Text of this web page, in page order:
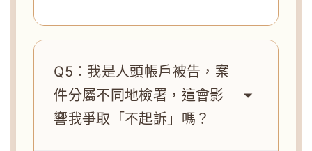
Q5：我是人頭帳戶被告，案
件分屬不同地檢署，這會影
響我爭取「不起訴」嗎？